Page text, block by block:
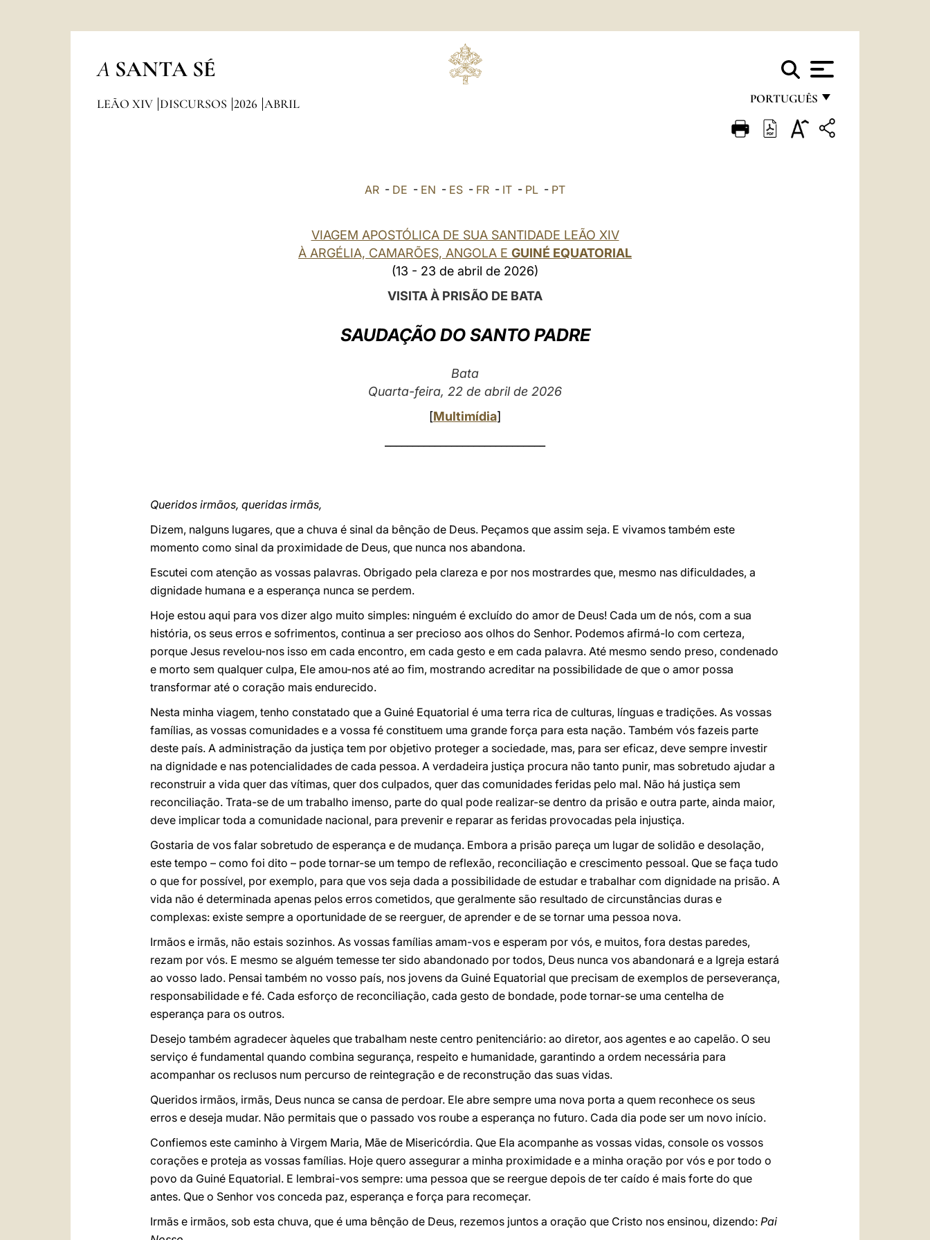
A SANTA SÉ
PORTUGUÊS
FRANÇAIS
LEÃO XIV DISCURSOS 2026 ABRIL
AR - DE - EN - ES - FR - IT - PL - PT
VIAGEM APOSTÓLICA DE SUA SANTIDADE LEÃO XIV
À ARGÉLIA, CAMARÕES, ANGOLA E GUINÉ EQUATORIAL
(13 - 23 de abril de 2026)
VISITA À PRISÃO DE BATA
SAUDAÇÃO DO SANTO PADRE
Bata
Quarta-feira, 22 de abril de 2026
[Multimídia]
Queridos irmãos, queridas irmãs,
Dizem, nalguns lugares, que a chuva é sinal da bênção de Deus. Peçamos que assim seja. E vivamos também este
momento como sinal da proximidade de Deus, que nunca nos abandona.
Escutei com atenção as vossas palavras. Obrigado pela clareza e por nos mostrardes que, mesmo nas dificuldades, a
dignidade humana e a esperança nunca se perdem.
Hoje estou aqui para vos dizer algo muito simples: ninguém é excluído do amor de Deus! Cada um de nós, com a sua
história, os seus erros e sofrimentos, continua a ser precioso aos olhos do Senhor. Podemos afirmá-lo com certeza,
porque Jesus revelou-nos isso em cada encontro, em cada gesto e em cada palavra. Até mesmo sendo preso, condenado
e morto sem qualquer culpa, Ele amou-nos até ao fim, mostrando acreditar na possibilidade de que o amor possa
transformar até o coração mais endurecido.
Nesta minha viagem, tenho constatado que a Guiné Equatorial é uma terra rica de culturas, línguas e tradições. As vossas
famílias, as vossas comunidades e a vossa fé constituem uma grande força para esta nação. Também vós fazeis parte
deste país. A administração da justiça tem por objetivo proteger a sociedade, mas, para ser eficaz, deve sempre investir
na dignidade e nas potencialidades de cada pessoa. A verdadeira justiça procura não tanto punir, mas sobretudo ajudar a
reconstruir a vida quer das vítimas, quer dos culpados, quer das comunidades feridas pelo mal. Não há justiça sem
reconciliação. Trata-se de um trabalho imenso, parte do qual pode realizar-se dentro da prisão e outra parte, ainda maior,
deve implicar toda a comunidade nacional, para prevenir e reparar as feridas provocadas pela injustiça.
Gostaria de vos falar sobretudo de esperança e de mudança. Embora a prisão pareça um lugar de solidão e desolação,
este tempo – como foi dito – pode tornar-se um tempo de reflexão, reconciliação e crescimento pessoal. Que se faça tudo
o que for possível, por exemplo, para que vos seja dada a possibilidade de estudar e trabalhar com dignidade na prisão. A
vida não é determinada apenas pelos erros cometidos, que geralmente são resultado de circunstâncias duras e
complexas: existe sempre a oportunidade de se reerguer, de aprender e de se tornar uma pessoa nova.
Irmãos e irmãs, não estais sozinhos. As vossas famílias amam-vos e esperam por vós, e muitos, fora destas paredes,
rezam por vós. E mesmo se alguém temesse ter sido abandonado por todos, Deus nunca vos abandonará e a Igreja estará
ao vosso lado. Pensai também no vosso país, nos jovens da Guiné Equatorial que precisam de exemplos de perseverança,
responsabilidade e fé. Cada esforço de reconciliação, cada gesto de bondade, pode tornar-se uma centelha de
esperança para os outros.
Desejo também agradecer àqueles que trabalham neste centro penitenciário: ao diretor, aos agentes e ao capelão. O seu
serviço é fundamental quando combina segurança, respeito e humanidade, garantindo a ordem necessária para
acompanhar os reclusos num percurso de reintegração e de reconstrução das suas vidas.
Queridos irmãos, irmãs, Deus nunca se cansa de perdoar. Ele abre sempre uma nova porta a quem reconhece os seus
erros e deseja mudar. Não permitais que o passado vos roube a esperança no futuro. Cada dia pode ser um novo início.
Confiemos este caminho à Virgem Maria, Mãe de Misericórdia. Que Ela acompanhe as vossas vidas, console os vossos
corações e proteja as vossas famílias. Hoje quero assegurar a minha proximidade e a minha oração por vós e por todo o
povo da Guiné Equatorial. E lembrai-vos sempre: uma pessoa que se reergue depois de ter caído é mais forte do que
antes. Que o Senhor vos conceda paz, esperança e força para recomeçar.
Irmãs e irmãos, sob esta chuva, que é uma bênção de Deus, rezemos juntos a oração que Cristo nos ensinou, dizendo: Pai